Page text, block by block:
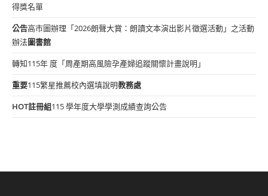
得獎名單
公告高市圖辦理「2026朗聲大賞：朗讀文本演出影片徵選活動」之活動
辦法圖書館
轉知115年 度「周產期高風險孕產婦追蹤關懷計畫說明」
重要115繁星推薦校內選填說明教務處
HOT註冊組115 學年度大學學測成績查詢公告